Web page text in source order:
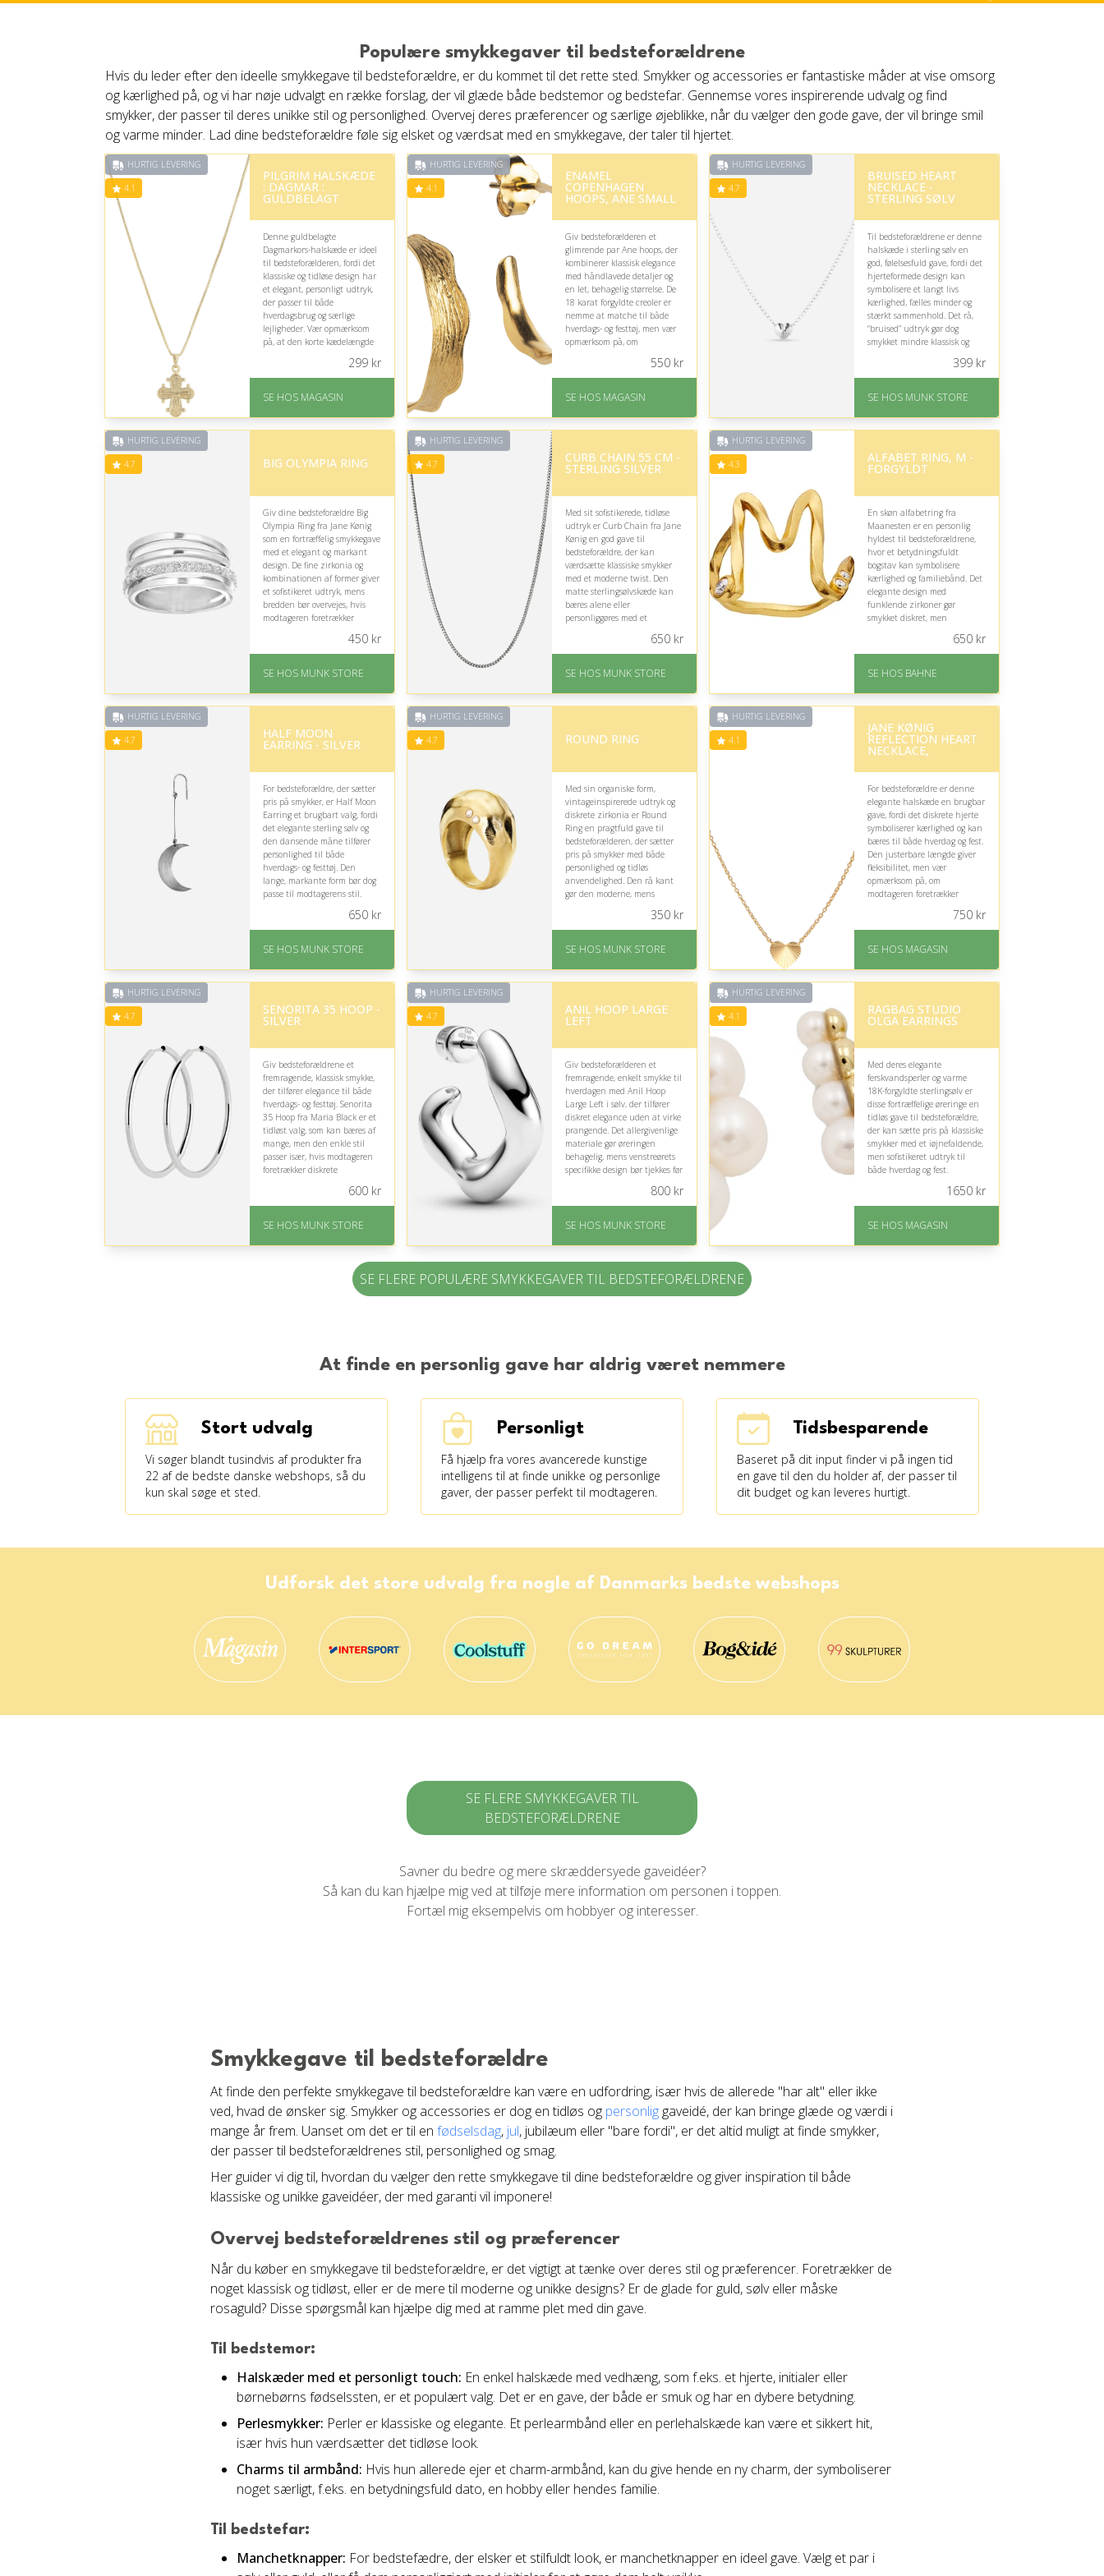
Populære smykkegaver til bedsteforældrene
Hvis du leder efter den ideelle smykkegave til bedsteforældre, er du kommet til det rette sted. Smykker og accessories er fantastiske måder at vise omsorg
og kærlighed på, og vi har nøje udvalgt en række forslag, der vil glæde både bedstemor og bedstefar. Gennemse vores inspirerende udvalg og find
smykker, der passer til deres unikke stil og personlighed. Overvej deres præferencer og særlige øjeblikke, når du vælger den gode gave, der vil bringe smil
og varme minder. Lad dine bedsteforældre føle sig elsket og værdsat med en smykkegave, der taler til hjertet.
HURTIG LEVERING
4.1
PILGRIM HALSKÆDE
: DAGMAR :
GULDBELAGT
Denne guldbelagte
Dagmarkors-halskæde er ideel
til bedsteforælderen, fordi det
klassiske og tidløse design har
et elegant, personligt udtryk,
der passer til både
hverdagsbrug og særlige
lejligheder. Vær opmærksom
på, at den korte kædelængde
På lager
299kr
SE HOS MAGASIN
HURTIG LEVERING
4.1
ENAMEL
COPENHAGEN
HOOPS, ANE SMALL
Giv bedsteforælderen et
glimrende par Ane hoops, der
kombinerer klassisk elegance
med håndlavede detaljer og
en let, behagelig størrelse. De
18 karat forgyldte creoler er
nemme at matche til både
hverdags- og festtøj, men vær
opmærksom på, om
På lager
550kr
SE HOS MAGASIN
HURTIG LEVERING
4.7
BRUISED HEART
NECKLACE -
STERLING SØLV
Til bedsteforældrene er denne
halskæde i sterling sølv en
god, følelsesfuld gave, fordi det
hjerteformede design kan
symbolisere et langt livs
kærlighed, fælles minder og
stærkt sammenhold. Det rå,
“bruised” udtryk gør dog
smykket mindre klassisk og
På lager
Levering: 1-2 dages
399kr
SE HOS MUNK STORE
HURTIG LEVERING
4.7 BIG OLYMPIA RING
Giv dine bedsteforældre Big
Olympia Ring fra Jane Kønig
som en fortræffelig smykkegave
med et elegant og markant
design. De fine zirkonia og
kombinationen af former giver
et sofistikeret udtryk, mens
bredden bør overvejes, hvis
modtageren foretrækker
På lager
Levering: 1-2 dages
450kr
SE HOS MUNK STORE
HURTIG LEVERING
4.7 CURB CHAIN 55 CM -
STERLING SILVER
Med sit sofistikerede, tidløse
udtryk er Curb Chain fra Jane
Kønig en god gave til
bedsteforældre, der kan
værdsætte klassiske smykker
med et moderne twist. Den
matte sterlingsølvskæde kan
bæres alene eller
personliggøres med et
På lager
650kr
SE HOS MUNK STORE
HURTIG LEVERING
4.3 ALFABET RING, M -
FORGYLDT
En skøn alfabetring fra
Maanesten er en personlig
hyldest til bedsteforældrene,
hvor et betydningsfuldt
bogstav kan symbolisere
kærlighed og familiebånd. Det
elegante design med
funklende zirkoner gør
smykket diskret, men
opmærksom på, hvilket
bogstav der har særlig
betydning.
På lager
Gratis fragt
Fremragende Trustpilot
rating på 4.3 ud af 5
650kr
SE HOS BAHNE
HURTIG LEVERING
4.7 HALF MOON
EARRING - SILVER
For bedsteforældre, der sætter
pris på smykker, er Half Moon
Earring et brugbart valg, fordi
det elegante sterling sølv og
den dansende måne tilfører
personlighed til både
hverdags- og festtøj. Den
lange, markante form bør dog
passe til modtagerens stil.
levering
650kr
SE HOS MUNK STORE
HURTIG LEVERING
4.7 ROUND RING
Med sin organiske form,
vintageinspirerede udtryk og
diskrete zirkonia er Round
Ring en pragtfuld gave til
bedsteforælderen, der sætter
pris på smykker med både
personlighed og tidløs
anvendelighed. Den rå kant
gør den moderne, mens
På lager
350kr
SE HOS MUNK STORE
HURTIG LEVERING
4.1
JANE KØNIG
REFLECTION HEART
NECKLACE,
For bedsteforældre er denne
elegante halskæde en brugbar
gave, fordi det diskrete hjerte
symboliserer kærlighed og kan
bæres til både hverdag og fest.
Den justerbare længde giver
fleksibilitet, men vær
opmærksom på, om
modtageren foretrækker
På lager
750kr
SE HOS MAGASIN
HURTIG LEVERING
4.7 SENORITA 35 HOOP -
SILVER
Giv bedsteforældrene et
fremragende, klassisk smykke,
der tilfører elegance til både
hverdags- og festtøj. Senorita
35 Hoop fra Maria Black er et
tidløst valg, som kan bæres af
mange, men den enkle stil
passer især, hvis modtageren
foretrækker diskrete
På lager
Levering: 1-2 dages
600kr
SE HOS MUNK STORE
HURTIG LEVERING
4.7 ANIL HOOP LARGE
LEFT
Giv bedsteforælderen et
fremragende, enkelt smykke til
hverdagen med Anil Hoop
Large Left i sølv, der tilfører
diskret elegance uden at virke
prangende. Det allergivenlige
materiale gør øreringen
behagelig, mens venstreørets
specifikke design bør tjekkes før
På lager
Levering: 1-2 dages
rating på 4.7 ud af 5
800kr
SE HOS MUNK STORE
HURTIG LEVERING
4.1 RAGBAG STUDIO
OLGA EARRINGS
Med deres elegante
ferskvandsperler og varme
18K-forgyldte sterlingsølv er
disse fortræffelige øreringe en
tidløs gave til bedsteforældre,
der kan sætte pris på klassiske
smykker med et iøjnefaldende,
men sofistikeret udtryk til
både hverdag og fest.
God Trustpilot rating på
1650kr
SE HOS MAGASIN
SE FLERE POPULÆRE SMYKKEGAVER TIL BEDSTEFORÆLDRENE
At finde en personlig gave har aldrig været nemmere
Stort udvalg
Vi søger blandt tusindvis af produkter fra
22 af de bedste danske webshops, så du
kun skal søge et sted.
Personligt
Få hjælp fra vores avancerede kunstige
intelligens til at finde unikke og personlige
gaver, der passer perfekt til modtageren.
Tidsbesparende
Baseret på dit input finder vi på ingen tid
en gave til den du holder af, der passer til
dit budget og kan leveres hurtigt.
Udforsk det store udvalg fra nogle af Danmarks bedste webshops
SE FLERE SMYKKEGAVER TIL
BEDSTEFORÆLDRENE
Savner du bedre og mere skræddersyede gaveidéer?
Så kan du kan hjælpe mig ved at tilføje mere information om personen i toppen.
Fortæl mig eksempelvis om hobbyer og interesser.
Smykkegave til bedsteforældre
At finde den perfekte smykkegave til bedsteforældre kan være en udfordring, især hvis de allerede "har alt" eller ikke
ved, hvad de ønsker sig. Smykker og accessories er dog en tidløs og personlig gaveidé, der kan bringe glæde og værdi i
mange år frem. Uanset om det er til en fødselsdag, jul, jubilæum eller "bare fordi", er det altid muligt at finde smykker,
der passer til bedsteforældrenes stil, personlighed og smag.
Her guider vi dig til, hvordan du vælger den rette smykkegave til dine bedsteforældre og giver inspiration til både
klassiske og unikke gaveidéer, der med garanti vil imponere!
Overvej bedsteforældrenes stil og præferencer
Når du køber en smykkegave til bedsteforældre, er det vigtigt at tænke over deres stil og præferencer. Foretrækker de
noget klassisk og tidløst, eller er de mere til moderne og unikke designs? Er de glade for guld, sølv eller måske
rosaguld? Disse spørgsmål kan hjælpe dig med at ramme plet med din gave.
Til bedstemor:
Halskæder med et personligt touch: En enkel halskæde med vedhæng, som f.eks. et hjerte, initialer eller
børnebørns fødselssten, er et populært valg. Det er en gave, der både er smuk og har en dybere betydning.
Perlesmykker: Perler er klassiske og elegante. Et perlearmbånd eller en perlehalskæde kan være et sikkert hit,
især hvis hun værdsætter det tidløse look.
Charms til armbånd: Hvis hun allerede ejer et charm-armbånd, kan du give hende en ny charm, der symboliserer
noget særligt, f.eks. en betydningsfuld dato, en hobby eller hendes familie.
Til bedstefar:
Manchetknapper: For bedstefædre, der elsker et stilfuldt look, er manchetknapper en ideel gave. Vælg et par i